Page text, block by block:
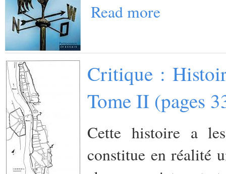
Read more
Critique :
Tome II (pages
Cette histoire a
constitue en réalité